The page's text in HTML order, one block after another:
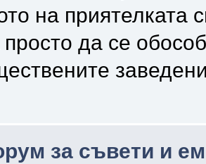
на приятелката
да се
за съвети и